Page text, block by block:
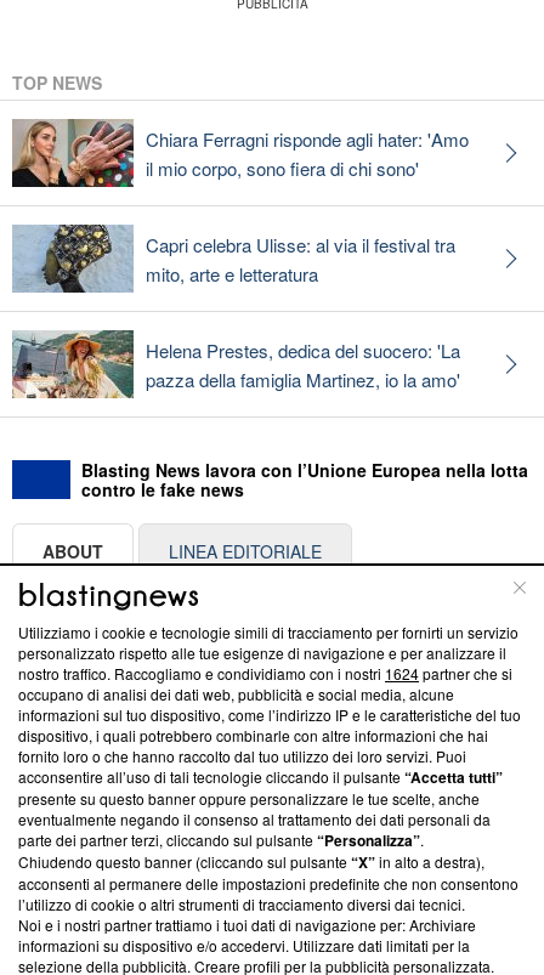
TOP NEWS
Chiara Ferragni risponde agli hater: 'Amo
il mio corpo, sono fiera di chi sono'
Capri celebra Ulisse: al via il festival tra
mito, arte e letteratura
Helena Prestes, dedica del suocero: 'La
pazza della famiglia Martinez, io la amo'
Blasting News lavora con l’Unione Europea nella lotta
contro le fake news
ABOUT LINEA EDITORIALE
Questa sezione offre informazioni trasparenti su Blasting
News, sui nostri processi editoriali e su come ci impegniamo a
creare news di qualità. Inoltre, afferma la nostra aderenza a
‘Trust Project - News with Integrity’Blasting News non è
ancora membro del programma, ma ha richiesto di farne
parte; Trust Project non ha ancora effettuato una verifica di
conformità agli standard.
Su di noi
Team editoriale
Corporate
Redazione
Utilizziamo i cookie e tecnologie simili di tracciamento per fornirti un servizio
personalizzato rispetto alle tue esigenze di navigazione e per analizzare il
nostro traffico. Raccogliamo e condividiamo con i nostri 1624partner che si
occupano di analisi dei dati web, pubblicità e social media, alcune
informazioni sul tuo dispositivo, come l’indirizzo IP e le caratteristiche del tuo
dispositivo, i quali potrebbero combinarle con altre informazioni che hai
fornito loro o che hanno raccolto dal tuo utilizzo dei loro servizi. Puoi
acconsentire all’uso di tali tecnologie cliccando il pulsante“Accetta tutti”
presente su questo banner oppure personalizzare le tue scelte, anche
eventualmente negando il consenso al trattamento dei dati personali da
parte dei partner terzi, cliccando sul pulsante“Personalizza”.
Chiudendo questo banner (cliccando sul pulsante“X”in alto a destra),
acconsenti al permanere delle impostazioni predefinite che non consentono
l’utilizzo di cookie o altri strumenti di tracciamento diversi dai tecnici.
Noi e i nostri partner trattiamo i tuoi dati di navigazione per: Archiviare
informazioni su dispositivo e/o accedervi. Utilizzare dati limitati per la
selezione della pubblicità. Creare profili per la pubblicità personalizzata.